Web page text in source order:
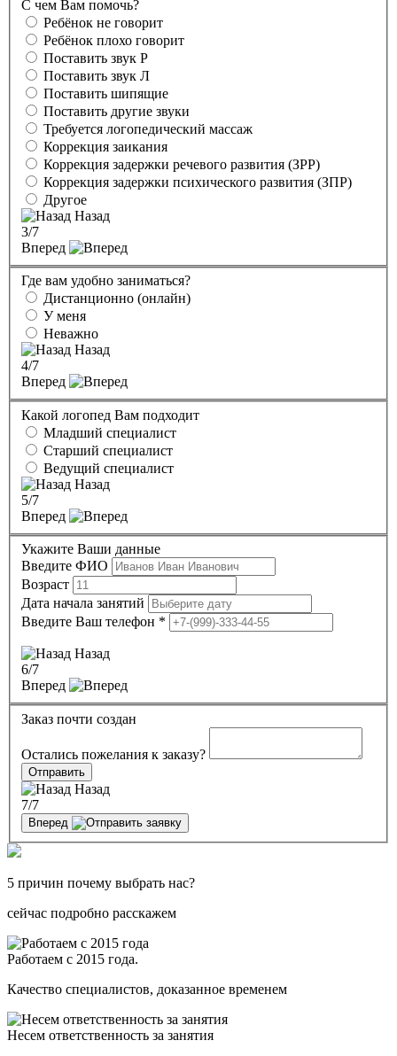
С чем Вам помочь?
Ребёнок не говорит
Ребёнок плохо говорит
Поставить звук Р
Поставить звук Л
Поставить шипящие
Поставить другие звуки
Требуется логопедический массаж
Коррекция заикания
Коррекция задержки речевого развития (ЗРР)
Коррекция задержки психического развития (ЗПР)
Другое
Назад
3/7
Вперед
Где вам удобно заниматься?
Дистанционно (онлайн)
У меня
Неважно
Назад
4/7
Вперед
Какой логопед Вам подходит
Младший специалист
Старший специалист
Ведущий специалист
Назад
5/7
Вперед
Укажите Ваши данные
Введите ФИО
Возраст
Дата начала занятий
Введите Ваш телефон *
Назад
6/7
Вперед
Заказ почти создан
Остались пожелания к заказу?
Отправить
Назад
7/7
Вперед
5 причин почему выбрать нас?
сейчас подробно расскажем
Работаем с 2015 года.
Качество специалистов, доказанное временем
Несем ответственность за занятия